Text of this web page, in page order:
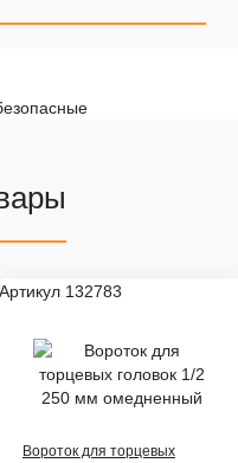
Артикул 132783
Вороток для торцевых